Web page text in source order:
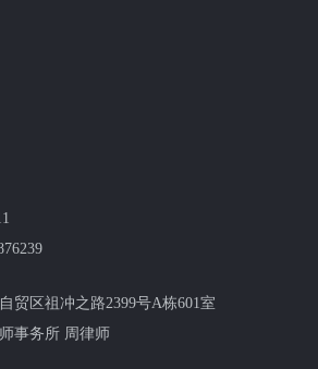
贸区祖冲之路2399号A栋601室
事务所 周律师